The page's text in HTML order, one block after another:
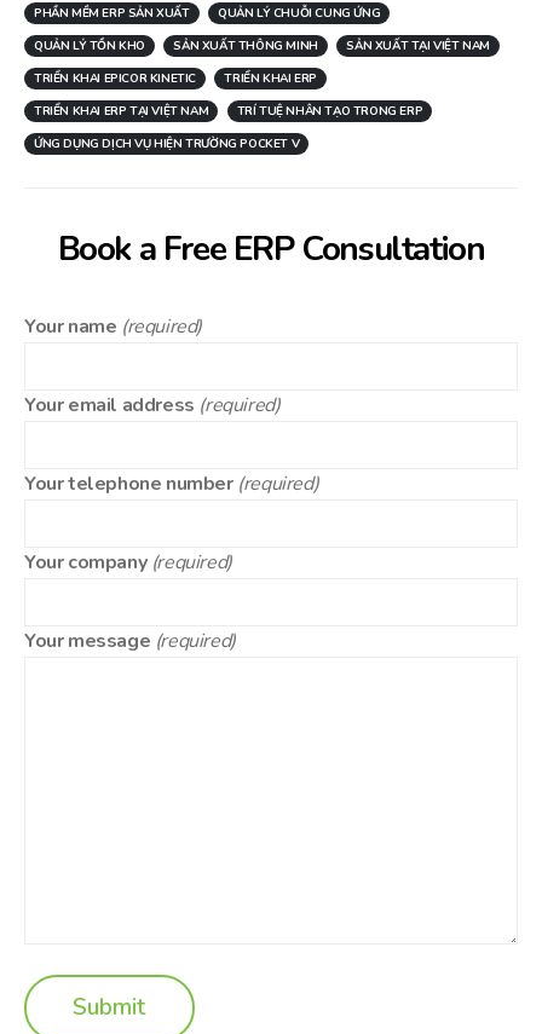
PHẦN MỀM ERP SẢN XUẤT
QUẢN LÝ CHUỖI CUNG ỨNG
QUẢN LÝ TỒN KHO
SẢN XUẤT THÔNG MINH
SẢN XUẤT TẠI VIỆT NAM
TRIỂN KHAI EPICOR KINETIC
TRIỂN KHAI ERP
TRIỂN KHAI ERP TẠI VIỆT NAM
TRÍ TUỆ NHÂN TẠO TRONG ERP
ỨNG DỤNG DỊCH VỤ HIỆN TRƯỜNG POCKET V
Book a Free ERP Consultation
Your name (required)
Your email address (required)
Your telephone number (required)
Your company (required)
Your message (required)